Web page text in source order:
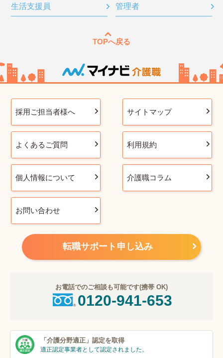
生活支援員 管理者
TOPへ戻る
採用ご担当者様へ サイトマップ
よくあるご質問 利用規約
個人情報について 介護職コラム
お問い合わせ
転職サポート申し込み
お電話でのご相談も可能です(携帯 OK)
0120-941-653
「介護分野適正」 認定を取得
適正認定事業者として認定されました。